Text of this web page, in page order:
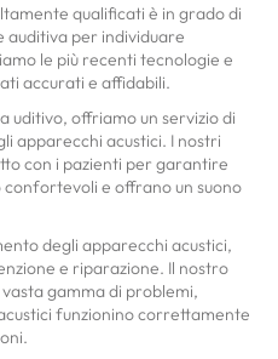
qualificati è in grado di
auditiva per individuare
le più recenti tecnologie e
accurati e affidabili.
uditivo, offriamo un servizio di
apparecchi acustici. I nostri
con i pazienti per garantire
e offrano un suono
degli apparecchi acustici,
e riparazione. Il nostro
gamma di problemi,
funzionino correttamente